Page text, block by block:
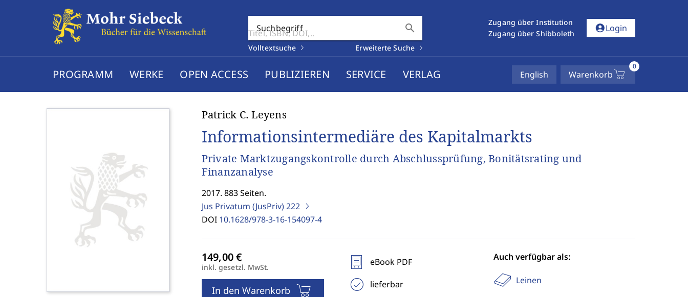
Suchbegriff search
Volltextsuche Erweiterte Suche
Zugang über Institution
Zugang über Shibboleth
account_circleLogin
PROGRAMM WERKE OPEN ACCESS PUBLIZIEREN SERVICE VERLAG English Warenkorb
0
Patrick C. Leyens
Informationsintermediäre des Kapitalmarkts
Private Marktzugangskontrolle durch Abschlussprüfung, Bonitätsrating und
Finanzanalyse
2017. 883 Seiten.
Jus Privatum (JusPriv)222
DOI 10.1628/978-3-16-154097-4
inkl. gesetzl. MwSt.
In den Warenkorb
eBook PDF
lieferbar
Auch verfügbar als:
Leinen